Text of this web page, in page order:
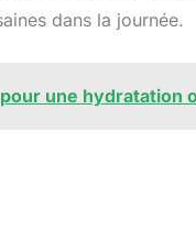
dans la journée.
une hydratation